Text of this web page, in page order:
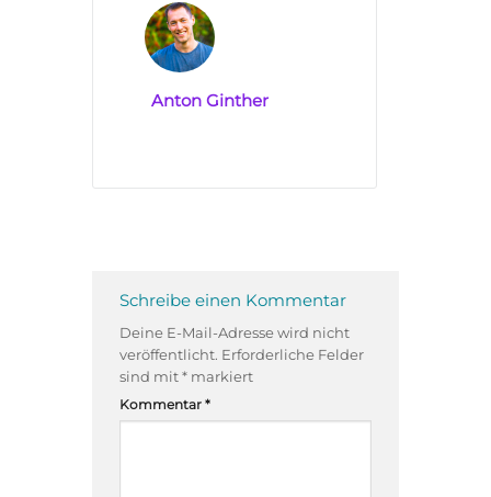
Anton Ginther
Schreibe einen Kommentar
Deine E-Mail-Adresse wird nicht
veröffentlicht. Erforderliche Felder
sind mit * markiert
Kommentar *